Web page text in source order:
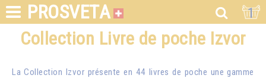
PROSVETA 1
Collection Livre de poche Izvor
La Collection Izvor présente en 44 livres de poche une gamme